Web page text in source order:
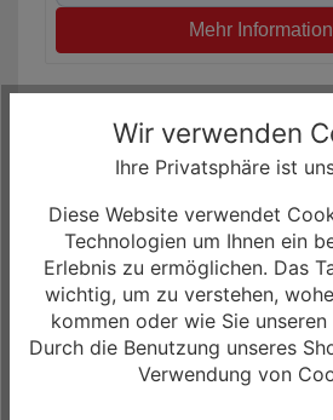
Mehr
Liv Embolden E+ 1 Yamaha
Wir verwenden
Ihre Privatsphäre ist
Diese Website verwendet
Technologien um Ihnen ein
Erlebnis zu ermöglichen. Das
wichtig, um zu verstehen,
kommen oder wie Sie
Durch die Benutzung unseres
Verwendung von